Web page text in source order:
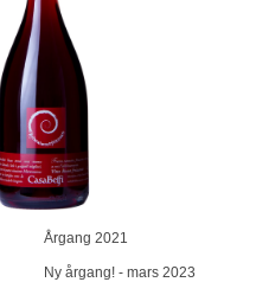
Årgang 2021
Ny årgang! - mars 2023